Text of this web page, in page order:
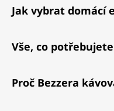
Jak vybrat domácí
Vše, co
Proč Bezzera